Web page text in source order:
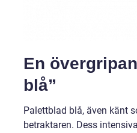
En
blå”
Palettblad blå, även känt
betraktaren. Dess